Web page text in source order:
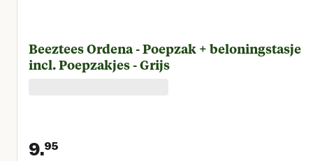
Beeztees Ordena - Poepzak + beloningstasje
incl. Poepzakjes - Grijs
9.95